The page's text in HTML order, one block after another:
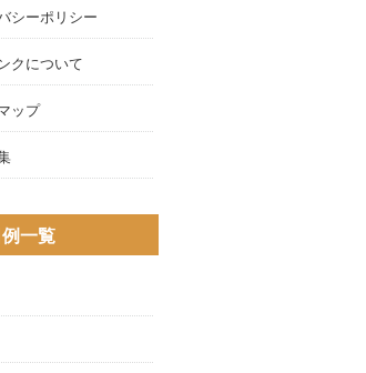
シーポリシー
クについて
ップ
一覧